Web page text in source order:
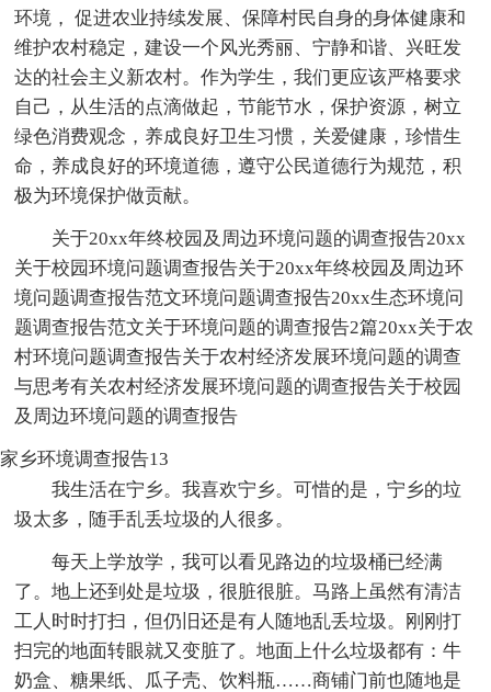
环境， 促进农业持续发展、保障村民自身的身体健康和
维护农村稳定，建设一个风光秀丽、宁静和谐、兴旺发
达的社会主义新农村。作为学生，我们更应该严格要求
自己，从生活的点滴做起，节能节水，保护资源，树立
绿色消费观念，养成良好卫生习惯，关爱健康，珍惜生
命，养成良好的环境道德，遵守公民道德行为规范，积
极为环境保护做贡献。
关于20xx年终校园及周边环境问题的调查报告20xx
关于校园环境问题调查报告关于20xx年终校园及周边环
境问题调查报告范文环境问题调查报告20xx生态环境问
题调查报告范文关于环境问题的调查报告2篇20xx关于农
村环境问题调查报告关于农村经济发展环境问题的调查
与思考有关农村经济发展环境问题的调查报告关于校园
及周边环境问题的调查报告
家乡环境调查报告13
我生活在宁乡。我喜欢宁乡。可惜的是，宁乡的垃
圾太多，随手乱丢垃圾的人很多。
每天上学放学，我可以看见路边的垃圾桶已经满
了。地上还到处是垃圾，很脏很脏。马路上虽然有清洁
工人时时打扫，但仍旧还是有人随地乱丢垃圾。刚刚打
扫完的地面转眼就又变脏了。地面上什么垃圾都有：牛
奶盒、糖果纸、瓜子壳、饮料瓶……商铺门前也随地是